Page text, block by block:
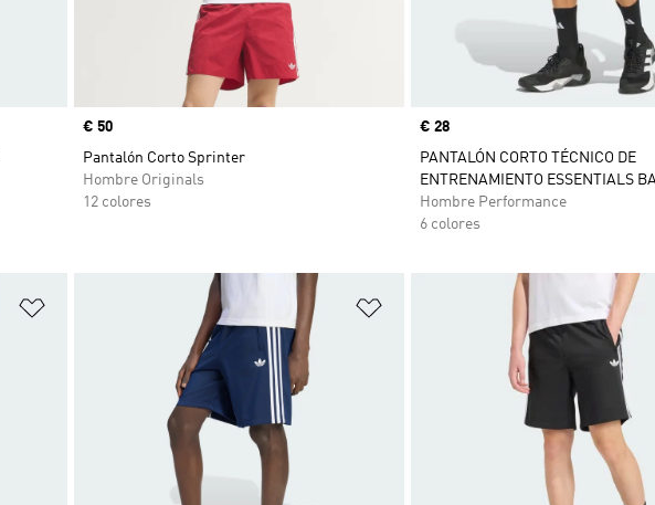
Precio
€ 50
Pantalón Corto Sprinter
Hombre Originals
12 colores
Precio
€ 28
PANTALÓN CORTO TÉCNICO DE
ENTRENAMIENTO ESSENTIALS
Hombre Performance
6 colores
Añadir a la lista de deseos Añadir a la lista de deseos